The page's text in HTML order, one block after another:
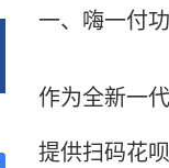
一、嗨一付
作为全新一
提供扫码花